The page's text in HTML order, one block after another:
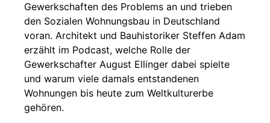
Gewerkschaften des Problems an und trieben
den Sozialen Wohnungsbau in Deutschland
voran. Architekt und Bauhistoriker Steffen Adam
erzählt im Podcast, welche Rolle der
Gewerkschafter August Ellinger dabei spielte
und warum viele damals entstandenen
Wohnungen bis heute zum Weltkulturerbe
gehören.